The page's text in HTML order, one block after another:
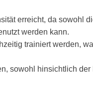
erreicht, da sowohl
werden kann.
trainiert werden,
sowohl hinsichtlich